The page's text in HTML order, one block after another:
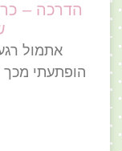
הדרכה –
אתמול
הופתעתי מכך